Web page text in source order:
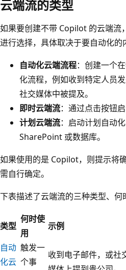
云端流的类型
如果要创建不带 Copilot 的云端流
进行选择，具体取决于要自动化的
自动化云端流程：创建一个
化流程，例如收到特定人员
社交媒体中被提及。
即时云端流：通过点击按钮启
计划云端流：启动计划自动
SharePoint 或数据库。
如果使用的是 Copilot，则提示将
需自行确定。
下表描述了云端流的三种类型、何
类型
何时使
用
示例
自动
化云
触发一
个事
收到电子邮件，或社